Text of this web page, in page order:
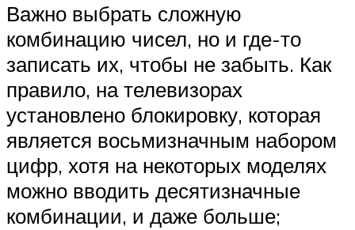
Важно выбрать сложную
комбинацию чисел, но и где-то
записать их, чтобы не забыть. Как
правило, на телевизорах
установлено блокировку, которая
является восьмизначным набором
цифр, хотя на некоторых моделях
можно вводить десятизначные
комбинации, и даже больше;